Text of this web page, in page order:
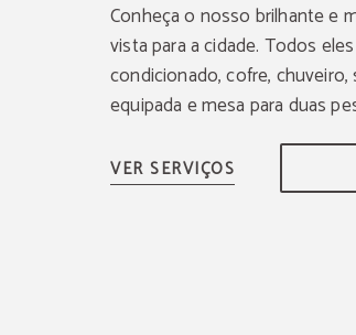
Conheça o nosso brilhante e
vista para a cidade. Todos
condicionado, cofre,
equipada e mesa para duas